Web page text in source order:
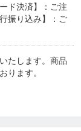
ド決済】：ご注
振り込み】：ご
たします。商品
ります。